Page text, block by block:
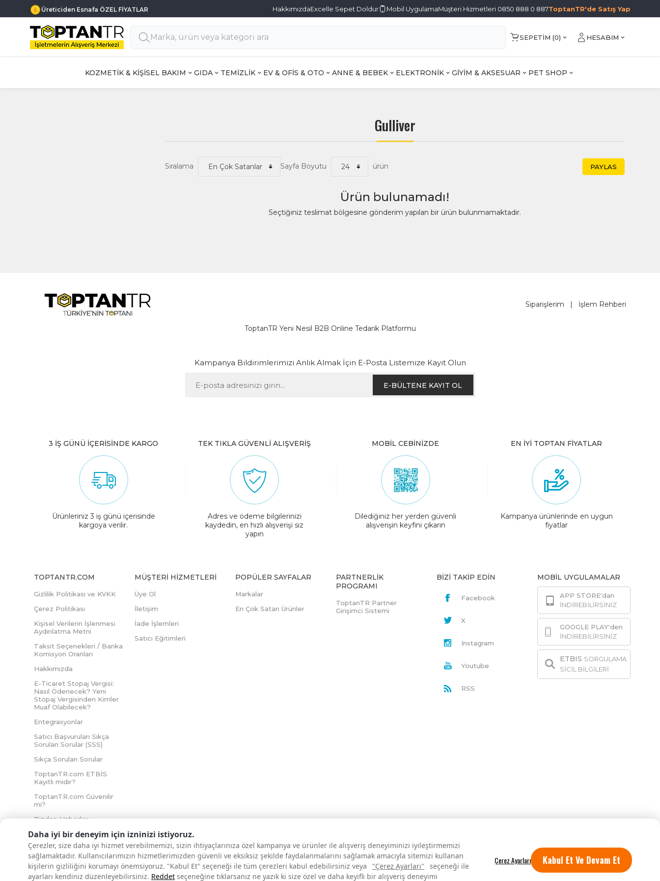
Daha iyi bir deneyim için izninizi istiyoruz.
Çerezler, size daha iyi hizmet verebilmemizi, sizin ihtiyaçlarınıza özel kampanya ve ürünler ile alışveriş deneyiminizi iyileştirmemizi
sağlamaktadır. Kullanıcılarımızın hizmetlerimizden güvenli ve eksiksiz şekilde faydalanmalarını sağlamak amacıyla sitemizi kullanan
kişilerin gizliliğini korumayı önemsiyoruz. "Kabul Et" seçeneği ile tüm çerezleri kabul edebilirsiniz veya
"Çerez Ayarları"
seçeneği ile
ayarları kendiniz düzenleyebilirsiniz. Reddet seçeneğine tıklarsanız ne yazık ki size özel ve daha keyifli bir alışveriş deneyimi
Kabul Et Ve Devam Et
Üreticiden Esnafa ÖZEL FİYATLAR HakkımızdaExcelle Sepet Doldur Mobil UygulamaMüşteri Hizmetleri 0850 888 0 887ToptanTR'de Satış Yap
SEPETIM (0) HESABIM
KOZMETİK & KİŞİSEL BAKIM GIDA TEMİZLİK EV & OFİS & OTO ANNE & BEBEK ELEKTRONİK GİYİM & AKSESUAR PET SHOP
Gulliver
Sıralama Sayfa Boyutu ürün PAYLAS
Ürün bulunamadı!
Seçtiğiniz teslimat bölgesine gönderim yapılan bir ürün bulunmamaktadır.
Siparişlerim İşlem Rehberi
ToptanTR Yeni Nesil B2B Online Tedarik Platformu
Kampanya Bildirimlerimizi Anlık Almak İçin E-Posta Listemize Kayıt Olun
E-BÜLTENE KAYIT OL
3 İŞ GÜNÜ İÇERİSİNDE KARGO
Ürünleriniz 3 iş günü içerisinde
kargoya verilir.
TEK TIKLA GÜVENLİ ALIŞVERİŞ
Adres ve ödeme bilgilerinizi
kaydedin, en hızlı alışverişi siz
yapın
MOBİL CEBİNİZDE
Dilediğiniz her yerden güvenli
alışverişin keyfini çıkarın
EN İYİ TOPTAN FİYATLAR
Kampanya ürünlerinde en uygun
fiyatlar
TOPTANTR.COM
Gizlilik Politikası ve KVKK
Çerez Politikası
Kişisel Verilerin İşlenmesi
Aydınlatma Metni
Taksit Seçenekleri / Banka
Komisyon Oranları
Hakkımızda
E-Ticaret Stopaj Vergisi:
Nasıl Ödenecek? Yeni
Stopaj Vergisinden Kimler
Muaf Olabilecek?
Entegrasyonlar
Satıcı Başvuruları Sıkça
Sorulan Sorular (SSS)
Sıkça Sorulan Sorular
ToptanTR.com ETBİS
Kayıtlı mıdır?
ToptanTR.com Güvenilir
mi?
Bizden Haberler
MÜŞTERI HIZMETLERI
Üye Ol
İletişim
İade İşlemleri
Satıcı Eğitimleri
POPÜLER SAYFALAR
Markalar
En Çok Satan Ürünler
PARTNERLIK
PROGRAMI
ToptanTR Partner
Girişimci Sistemi
BİZİ TAKİP EDİN
Facebook
X
Instagram
Youtube
RSS
MOBİL UYGULAMALAR
APP STORE'dan
İNDİREBİLİRSİNİZ
GOOGLE PLAY'den
İNDİREBİLİRSİNİZ
ETBIS SORGULAMA
SİCİL BİLGİLERİ
İNTERNETTE GÜVENLİ ALIŞVERİŞ
Tüm hakları saklıdır.